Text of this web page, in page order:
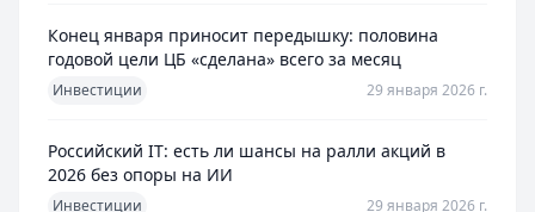
Конец января приносит передышку: половина
годовой цели ЦБ «сделана» всего за месяц
Инвестиции 29 января 2026 г.
Российский IT: есть ли шансы на ралли акций в
2026 без опоры на ИИ
Инвестиции 29 января 2026 г.